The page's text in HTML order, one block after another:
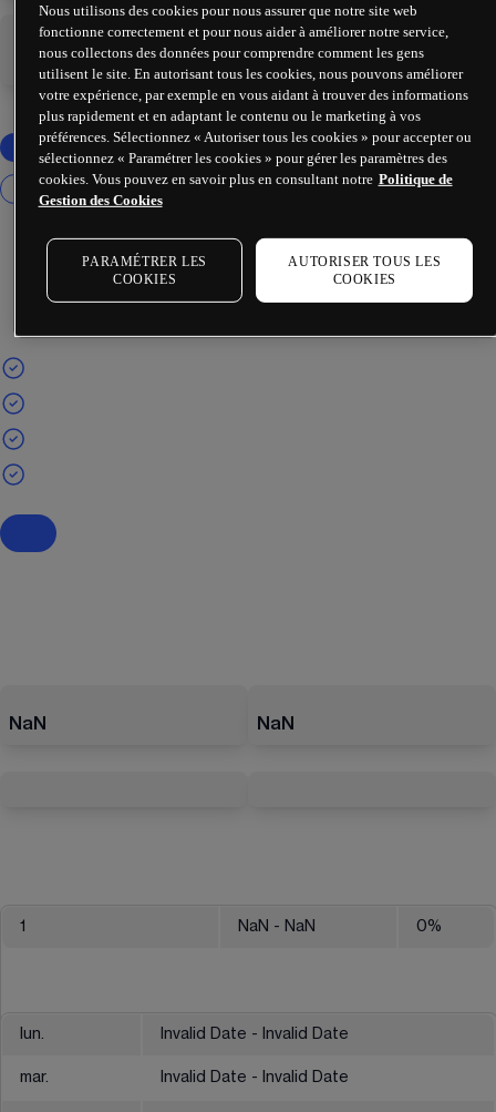
-
NaN NaN
1 NaN - NaN 0%
lun. Invalid Date - Invalid Date
mar. Invalid Date - Invalid Date
Nous utilisons des cookies pour nous assurer que notre site web
fonctionne correctement et pour nous aider à améliorer notre service,
nous collectons des données pour comprendre comment les gens
utilisent le site. En autorisant tous les cookies, nous pouvons améliorer
votre expérience, par exemple en vous aidant à trouver des informations
plus rapidement et en adaptant le contenu ou le marketing à vos
préférences. Sélectionnez « Autoriser tous les cookies » pour accepter ou
sélectionnez « Paramétrer les cookies » pour gérer les paramètres des
cookies. Vous pouvez en savoir plus en consultant notre Politique de
Gestion des Cookies
PARAMÉTRER LES
COOKIES
AUTORISER TOUS LES
COOKIES